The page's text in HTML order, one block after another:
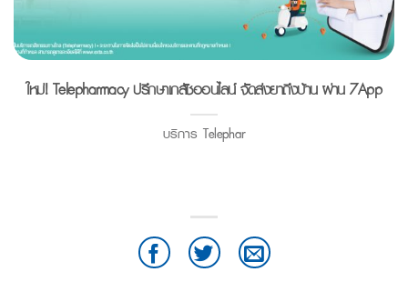
ใหม่! Telepharmacy ปรึกษาเภสัชออนไลน์ จัดส่งยาถึงบ้าน ผ่าน 7App
บริการ Telephar